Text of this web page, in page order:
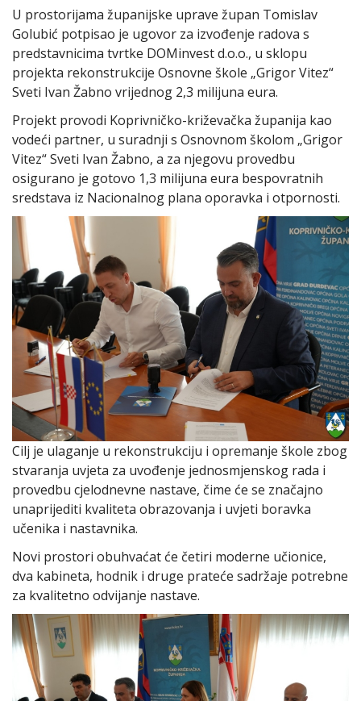
U prostorijama županijske uprave župan Tomislav
Golubić potpisao je ugovor za izvođenje radova s
predstavnicima tvrtke DOMinvest d.o.o., u sklopu
projekta rekonstrukcije Osnovne škole „Grigor Vitez“
Sveti Ivan Žabno vrijednog 2,3 milijuna eura.
Projekt provodi Koprivničko-križevačka županija kao
vodeći partner, u suradnji s Osnovnom školom „Grigor
Vitez“ Sveti Ivan Žabno, a za njegovu provedbu
osigurano je gotovo 1,3 milijuna eura bespovratnih
sredstava iz Nacionalnog plana oporavka i otpornosti.
Cilj je ulaganje u rekonstrukciju i opremanje škole zbog
stvaranja uvjeta za uvođenje jednosmjenskog rada i
provedbu cjelodnevne nastave, čime će se značajno
unaprijediti kvaliteta obrazovanja i uvjeti boravka
učenika i nastavnika.
Novi prostori obuhvaćat će četiri moderne učionice,
dva kabineta, hodnik i druge prateće sadržaje potrebne
za kvalitetno odvijanje nastave.